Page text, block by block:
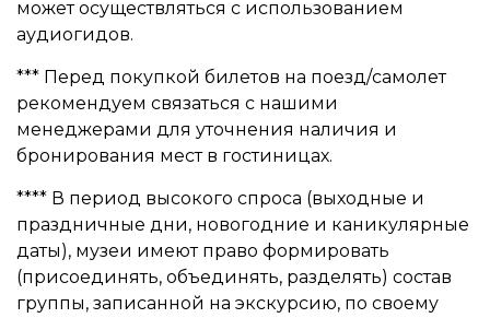
может осуществляться с использованием
аудиогидов.
*** Перед покупкой билетов на поезд/самолет
рекомендуем связаться с нашими
менеджерами для уточнения наличия и
бронирования мест в гостиницах.
**** В период высокого спроса (выходные и
праздничные дни, новогодние и каникулярные
даты), музеи имеют право формировать
(присоединять, объединять, разделять) состав
группы, записанной на экскурсию, по своему